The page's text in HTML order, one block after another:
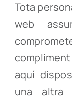
Tota
web
aquí
una altra